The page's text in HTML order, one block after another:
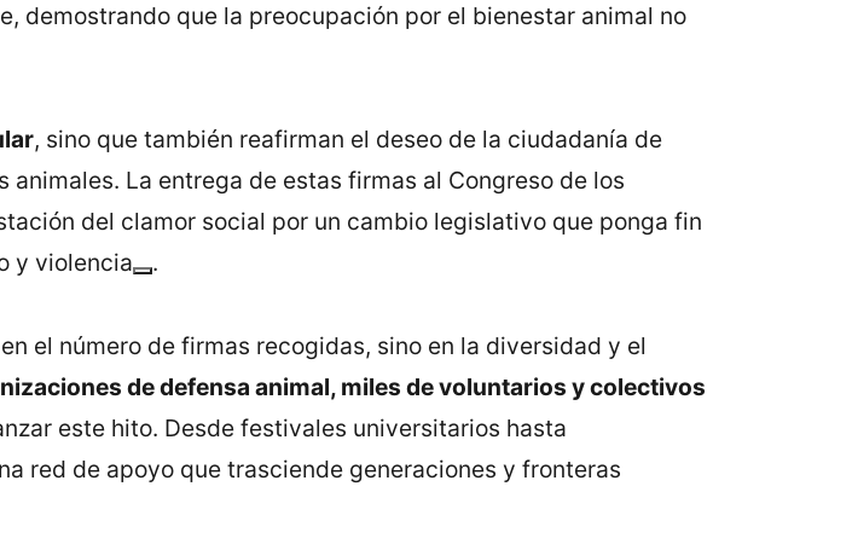
demostrando que la preocupación por el bienestar animal no
, sino que también reafirman el deseo de la ciudadanía de
La entrega de estas firmas al Congreso de los
del clamor social por un cambio legislativo que ponga fin
y violencia​
.
el número de firmas recogidas, sino en la diversidad y el
de defensa animal, miles de voluntarios y colectivos
este hito. Desde festivales universitarios hasta
red de apoyo que trasciende generaciones y fronteras